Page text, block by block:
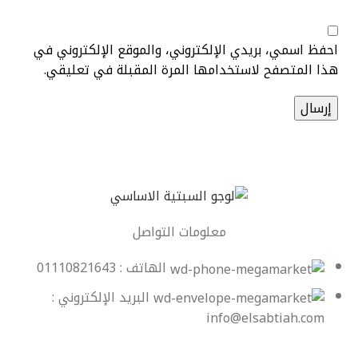
احفظ اسمي، بريدي الإلكتروني، والموقع الإلكتروني في
هذا المتصفح لاستخدامها المرة المقبلة في تعليقي.
معلومات التواصل
الهاتف : 01110821643
البريد الإلكتروني :
info@elsabtiah.com